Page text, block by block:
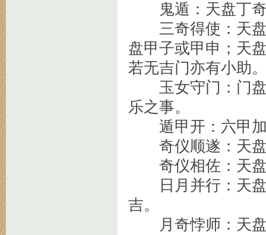
鬼遁：天盘丁奇
三奇得使：天盘
盘甲子或甲申；天
若无吉门亦有小助
玉女守门：门盘
乐之事。
遁甲开：六甲加
奇仪顺遂：天盘
奇仪相佐：天盘
日月并行：天盘
吉。
月奇悖师：天盘